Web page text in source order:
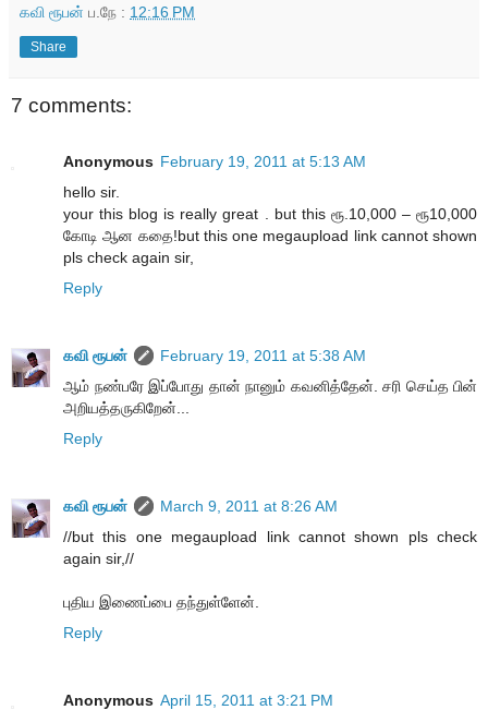
கவி ரூபன் ப.நே : 12:16 PM
Share
7 comments:
Anonymous February 19, 2011 at 5:13 AM
hello sir.
your this blog is really great . but this ரூ.10,000 – ரூ10,000
கோடி ஆன கதை!but this one megaupload link cannot shown
pls check again sir,
Reply
கவி ரூபன்
February 19, 2011 at 5:38 AM
ஆம் நண்பரே இப்போது தான் நானும் கவனித்தேன். சரி செய்த பின்
அறியத்தருகிறேன்...
Reply
கவி ரூபன்
March 9, 2011 at 8:26 AM
//but this one megaupload link cannot shown pls check
again sir,//
புதிய இணைப்பை தந்துள்ளேன்.
Reply
Anonymous April 15, 2011 at 3:21 PM